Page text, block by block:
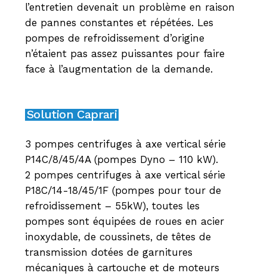
l’entretien devenait un problème en raison
de pannes constantes et répétées. Les
pompes de refroidissement d’origine
n’étaient pas assez puissantes pour faire
face à l’augmentation de la demande.
Solution Caprari
3 pompes centrifuges à axe vertical série
P14C/8/45/4A (pompes Dyno – 110 kW).
2 pompes centrifuges à axe vertical série
P18C/14-18/45/1F (pompes pour tour de
refroidissement – 55kW), toutes les
pompes sont équipées de roues en acier
inoxydable, de coussinets, de têtes de
transmission dotées de garnitures
mécaniques à cartouche et de moteurs